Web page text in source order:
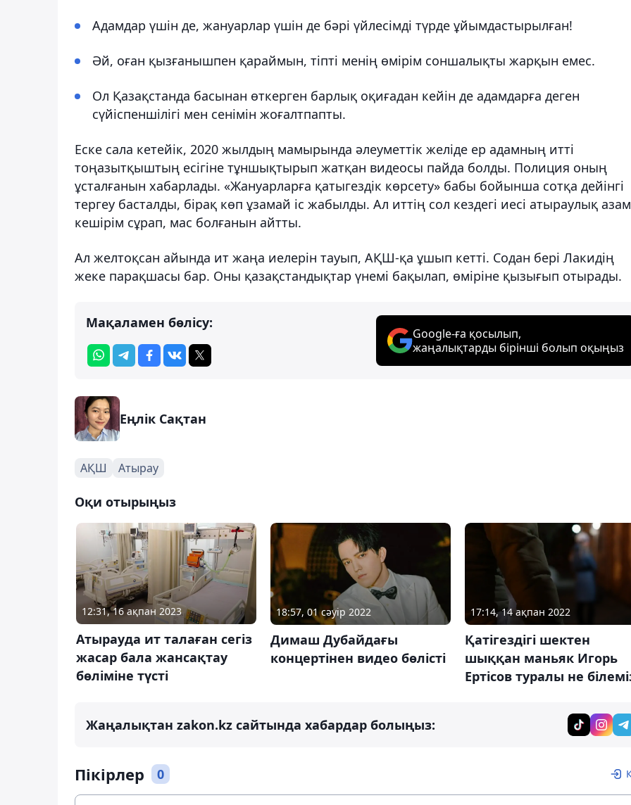
Адамдар үшін де, жануарлар үшін де бәрі үйлесімді түрде ұйымдастырылған!
Әй, оған қызғанышпен қараймын, тіпті менің өмірім соншалықты жарқын емес.
Ол Қазақстанда басынан өткерген барлық оқиғадан кейін де адамдарға деген
сүйіспеншілігі мен сенімін жоғалтпапты.
Еске сала кетейік, 2020 жылдың мамырында әлеуметтік желіде ер адамның итті
тоңазытқыштың есігіне тұншықтырып жатқан видеосы пайда болды. Полиция оның
ұсталғанын хабарлады. «Жануарларға қатыгездік көрсету» бабы бойынша сотқа дейінгі
тергеу басталды, бірақ көп ұзамай іс жабылды. Ал иттің сол кездегі иесі атыраулық
кешірім сұрап, мас болғанын айтты.
Ал желтоқсан айында ит жаңа иелерін тауып, АҚШ-қа ұшып кетті. Содан бері Лакидің
жеке парақшасы бар. Оны қазақстандықтар үнемі бақылап, өміріне қызығып отырады.
Мақаламен бөлісу:
Google-ға қосылып,
жаңалықтарды бірінші болып оқыңыз
Еңлік Сақтан
АҚШ Атырау
Оқи отырыңыз
12:31, 16 ақпан 2023
Атырауда ит талаған сегіз
жасар бала жансақтау
бөліміне түсті
18:57, 01 сәуір 2022
Димаш Дубайдағы
концертінен видео бөлісті
17:14, 14 ақпан 2022
Қатігездігі шектен
шыққан маньяк Игорь
Ертісов туралы не
Жаңалықтан zakon.kz сайтында хабардар болыңыз:
Пікірлер 0